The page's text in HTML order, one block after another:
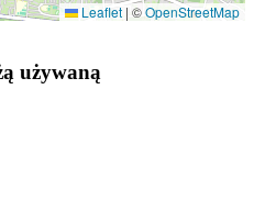
Leaflet | ©OpenStreetMap
używaną